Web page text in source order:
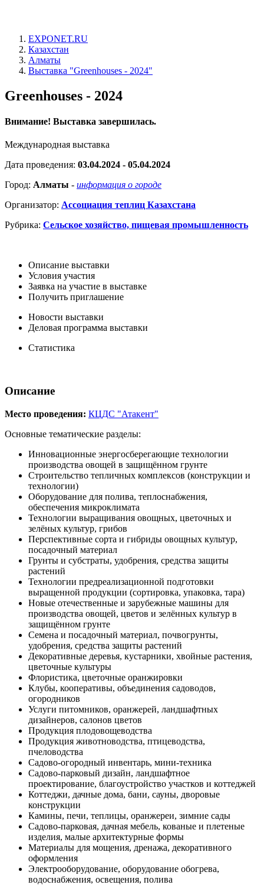
EXPONET.RU
Казахстан
Алматы
Выставка "Greenhouses - 2024"
Greenhouses - 2024
Внимание! Выставка завершилась.
Международная выставка
Дата проведения: 03.04.2024 - 05.04.2024
Город: Алматы - информация о городе
Организатор: Ассоциация теплиц Казахстана
Рубрика: Сельское хозяйство, пищевая промышленность
Описание выставки
Условия участия
Заявка на участие в выставке
Получить приглашение
Новости выставки
Деловая программа выставки
Статистика
Описание
Место проведения: КЦДС "Атакент"
Основные тематические разделы:
Инновационные энергосберегающие технологии
производства овощей в защищённом грунте
Строительство тепличных комплексов (конструкции и
технологии)
Оборудование для полива, теплоснабжения,
обеспечения микроклимата
Технологии выращивания овощных, цветочных и
зелёных культур, грибов
Перспективные сорта и гибриды овощных культур,
посадочный материал
Грунты и субстраты, удобрения, средства защиты
растений
Технологии предреализационной подготовки
выращенной продукции (сортировка, упаковка, тара)
Новые отечественные и зарубежные машины для
производства овощей, цветов и зелённых культур в
защищённом грунте
Семена и посадочный материал, почвогрунты,
удобрения, средства защиты растений
Декоративные деревья, кустарники, хвойные растения,
цветочные культуры
Флористика, цветочные оранжировки
Клубы, кооперативы, объединения садоводов,
огородников
Услуги питомников, оранжерей, ландшафтных
дизайнеров, салонов цветов
Продукция плодовощеводства
Продукция животноводства, птицеводства,
пчеловодства
Садово-огородный инвентарь, мини-техника
Садово-парковый дизайн, ландшафтное
проектирование, благоустройство участков и коттеджей
Коттеджи, дачные дома, бани, сауны, дворовые
конструкции
Камины, печи, теплицы, оранжереи, зимние сады
Садово-парковая, дачная мебель, кованые и плетеные
изделия, малые архитектурные формы
Материалы для мощения, дренажа, декоративного
оформления
Электрооборудование, оборудование обогрева,
водоснабжения, освещения, полива